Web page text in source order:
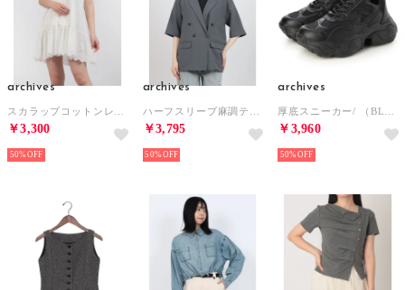
archives
￥3,300
50%
archives
￥3,795
50%
archives
￥3,960
50%